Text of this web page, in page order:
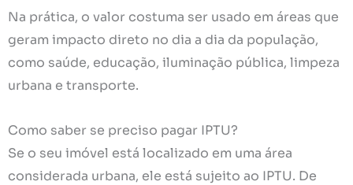
Na prática, o valor costuma ser usado em áreas que
geram impacto direto no dia a dia da população,
como saúde, educação, iluminação pública, limpeza
urbana e transporte.
Como saber se preciso pagar IPTU?
Se o seu imóvel está localizado em uma área
considerada urbana, ele está sujeito ao IPTU. De